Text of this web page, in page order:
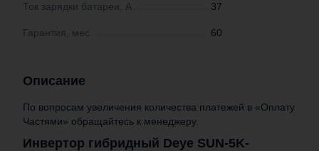
Ток зарядки батареи, А 37
Гарантия, мес. 60
Описание
По вопросам увеличения количества платежей в «Оплату
Частями» обращайтесь к менеджеру.
Инвертор гибридный Deye SUN-5K-